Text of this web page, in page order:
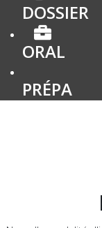
DOSSIER
ORAL
PRÉPA